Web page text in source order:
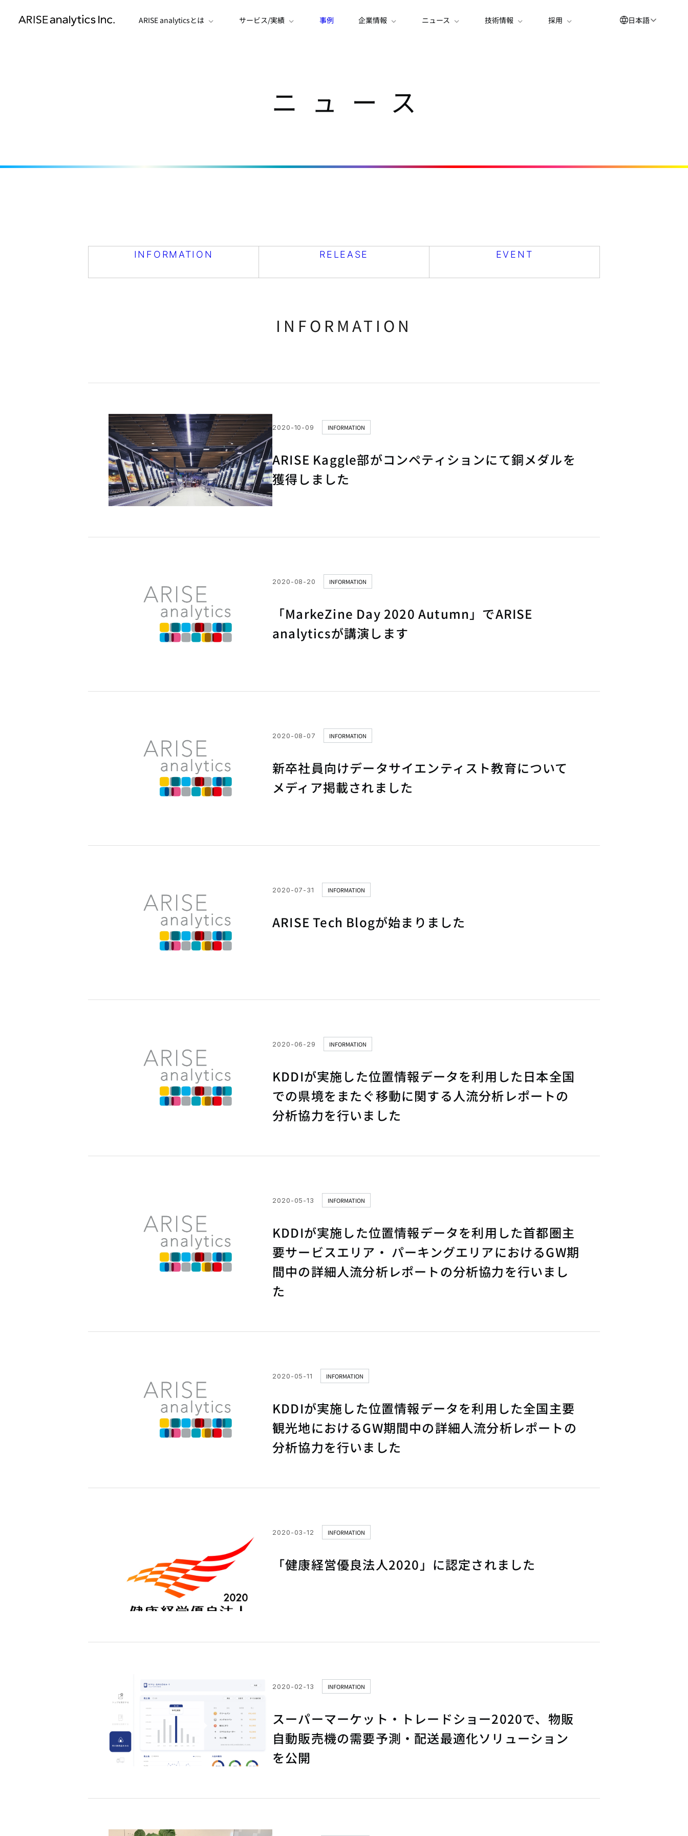
ARISE analyticsとは サービス/実績 事例 企業情報 ニュース 技術情報 採用 日本語
Español
ニュース
INFORMATION RELEASE EVENT
INFORMATION
2020-10-09 INFORMATION
ARISE Kaggle部がコンペティションにて銅メダルを
獲得しました
2020-08-20 INFORMATION
「MarkeZine Day 2020 Autumn」でARISE
analyticsが講演します
2020-08-07 INFORMATION
新卒社員向けデータサイエンティスト教育について
メディア掲載されました
2020-07-31 INFORMATION
ARISE Tech Blogが始まりました
2020-06-29 INFORMATION
KDDIが実施した位置情報データを利用した日本全国
での県境をまたぐ移動に関する人流分析レポートの
分析協力を行いました
2020-05-13 INFORMATION
KDDIが実施した位置情報データを利用した首都圏主
要サービスエリア・ パーキングエリアにおけるGW期
間中の詳細人流分析レポートの分析協力を行いまし
た
2020-05-11 INFORMATION
KDDIが実施した位置情報データを利用した全国主要
観光地におけるGW期間中の詳細人流分析レポートの
分析協力を行いました
2020-03-12 INFORMATION
「健康経営優良法人2020」に認定されました
2020-02-13 INFORMATION
スーパーマーケット・トレードショー2020で、物販
自動販売機の需要予測・配送最適化ソリューション
を公開